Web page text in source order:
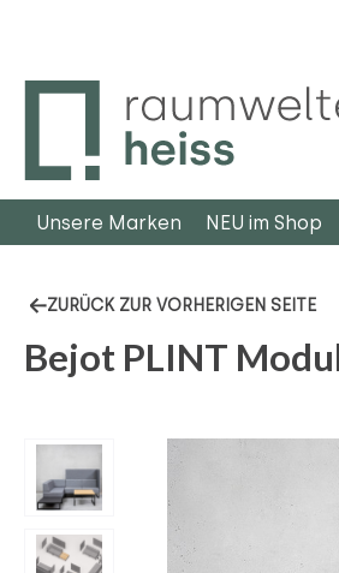
Unsere Marken NEU im Shop
ZURÜCK ZUR VORHERIGEN SEITE
Bejot PLINT
Bildergalerie überspringen